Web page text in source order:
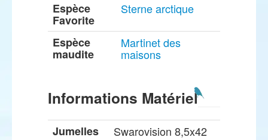
Espèce
Favorite
Sterne arctique
Espèce
maudite
Martinet des
maisons
Informations Matériel
Jumelles Swarovision 8,5x42